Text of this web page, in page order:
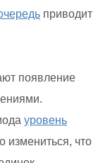
приводит
появление
уровень
измениться, что